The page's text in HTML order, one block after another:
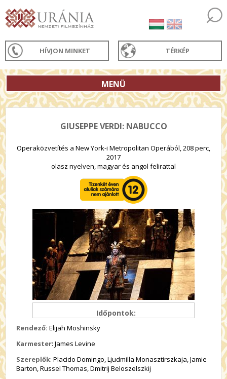
HÍVJON MINKET TÉRKÉP
MENÜ
GIUSEPPE VERDI: NABUCCO
Operaközvetítés a New York-i Metropolitan Operából, 208 perc,
2017
olasz nyelven, magyar és angol felirattal
Időpontok:
Rendező: Elijah Moshinsky
Karmester: James Levine
Szereplők: Placido Domingo, Ljudmilla Monasztirszkaja, Jamie
Barton, Russel Thomas, Dmitrij Beloszelszkij